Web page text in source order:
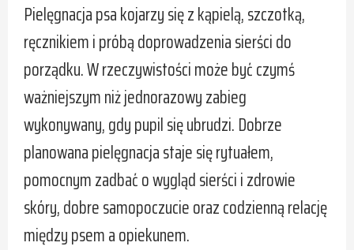
Pielęgnacja psa kojarzy się z kąpielą, szczotką,
ręcznikiem i próbą doprowadzenia sierści do
porządku. W rzeczywistości może być czymś
ważniejszym niż jednorazowy zabieg
wykonywany, gdy pupil się ubrudzi. Dobrze
planowana pielęgnacja staje się rytuałem,
pomocnym zadbać o wygląd sierści i zdrowie
skóry, dobre samopoczucie oraz codzienną relację
między psem a opiekunem.